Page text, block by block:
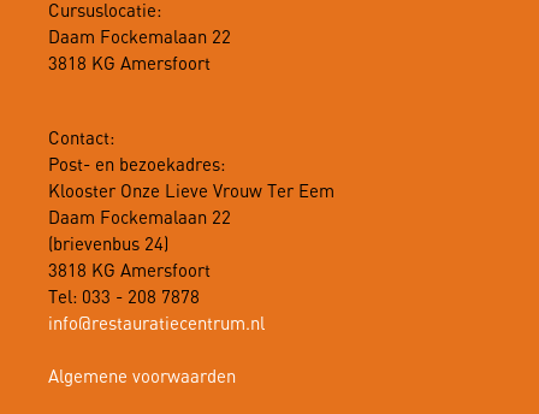
Cursuslocatie:
Daam Fockemalaan 22
3818 KG Amersfoort
Contact:
Post- en bezoekadres:
Klooster Onze Lieve Vrouw Ter Eem
Daam Fockemalaan 22
(brievenbus 24)
3818 KG Amersfoort
Tel: 033 - 208 7878
info@restauratiecentrum.nl
Algemene voorwaarden